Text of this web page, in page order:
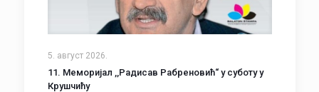
5. август 2026.
11. Меморијал ,,Радисав Рабреновић“ у суботу у
Крушчићу